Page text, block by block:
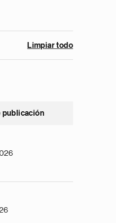
Limpiar todo
publicación